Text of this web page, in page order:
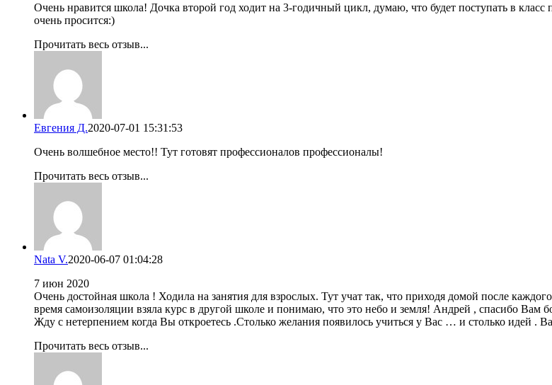
Очень нравится школа! Дочка второй год ходит на 3-годичный цикл, думаю, что будет поступать в
очень просится:)
Прочитать весь отзыв...
Евгения Д.2020-07-01 15:31:53
Очень волшебное место!! Тут готовят профессионалов профессионалы!
Прочитать весь отзыв...
Nata V.2020-06-07 01:04:28
7 июн 2020
Очень достойная школа ! Ходила на занятия для взрослых. Тут учат так, что приходя домой после
время самоизоляции взяла курс в другой школе и понимаю, что это небо и земля! Андрей , спасибо Вам
Жду с нетерпением когда Вы откроетесь .Столько желания появилось учиться у Вас … и столько идей .
Прочитать весь отзыв...